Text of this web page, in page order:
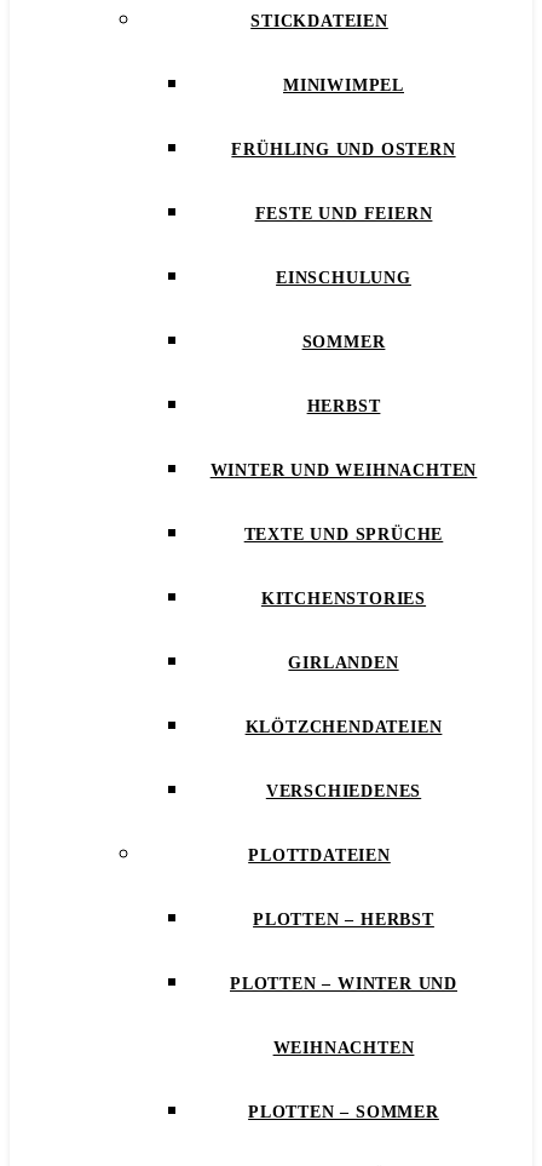
STICKDATEIEN
MINIWIMPEL
FRÜHLING UND OSTERN
FESTE UND FEIERN
EINSCHULUNG
SOMMER
HERBST
WINTER UND WEIHNACHTEN
TEXTE UND SPRÜCHE
KITCHENSTORIES
GIRLANDEN
KLÖTZCHENDATEIEN
VERSCHIEDENES
PLOTTDATEIEN
PLOTTEN – HERBST
PLOTTEN – WINTER UND
WEIHNACHTEN
PLOTTEN – SOMMER